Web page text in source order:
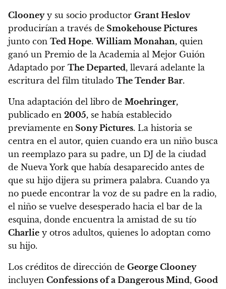
Clooneyy su socio productor Grant Heslov
producirían a través de Smokehouse Pictures
junto con Ted Hope.William Monahan, quien
ganó un Premio de la Academia al Mejor Guión
Adaptado por The Departed, llevará adelante la
escritura del film titulado The Tender Bar.
Una adaptación del libro de Moehringer,
publicado en 2005, se había establecido
previamente en Sony Pictures. La historia se
centra en el autor, quien cuando era un niño busca
un reemplazo para su padre, un DJ de la ciudad
de Nueva York que había desaparecido antes de
que su hijo dijera su primera palabra. Cuando ya
no puede encontrar la voz de su padre en la radio,
el niño se vuelve desesperado hacia el bar de la
esquina, donde encuentra la amistad de su tío
Charlie y otros adultos, quienes lo adoptan como
su hijo.
Los créditos de dirección de George Clooney
incluyen Confessions of a Dangerous Mind, Good